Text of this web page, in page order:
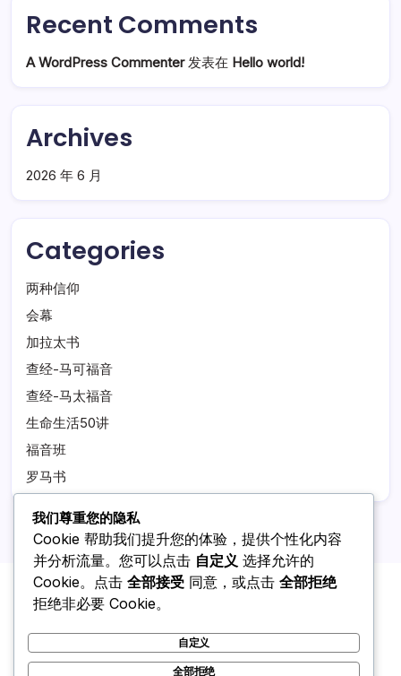
Recent Comments
A WordPress Commenter发表在 Hello world!
Archives
2026 年 6 月
Categories
两种信仰
会幕
加拉太书
查经-马可福音
查经-马太福音
生命生活50讲
福音班
罗马书
我们尊重您的隐私
Cookie 帮助我们提升您的体验，提供个性化内容
并分析流量。您可以点击 自定义 选择允许的
Cookie。点击 全部接受 同意，或点击 全部拒绝
拒绝非必要 Cookie。
自定义
全部拒绝